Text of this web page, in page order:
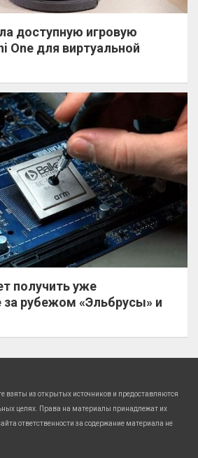
доступную игровую
One для виртуальной
получить уже
за рубежом «Эльбрусы» и
взяты из открытых источников и предоставляются
целях. Права на материалы принадлежат их
ответственности за содержание материала не